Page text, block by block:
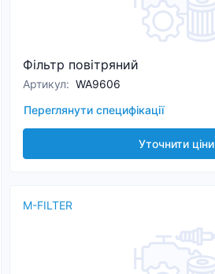
Фільтр повітряний
Артикул: WA9606
Переглянути специфікації
Уточнити ціни
M-FILTER